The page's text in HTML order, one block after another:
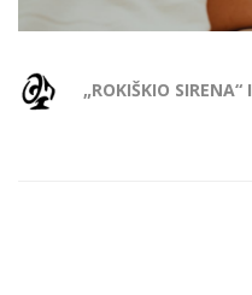
„ROKIŠKIO SIRENA“